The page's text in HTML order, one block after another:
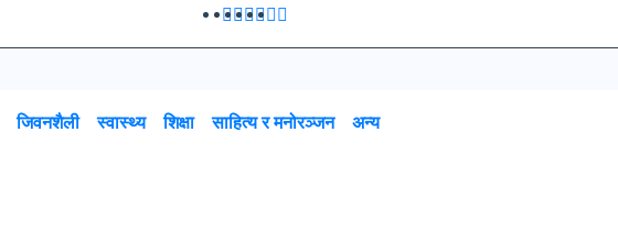
जिवनशैली स्वास्थ्य शिक्षा साहित्य र मनोरञ्जन अन्य